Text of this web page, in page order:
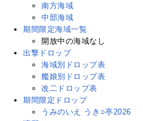
南方海域
中部海域
期間限定海域一覧
開放中の海域なし
出撃ドロップ
海域別ドロップ表
艦娘別ドロップ表
改二ドロップ表
期間限定ドロップ
うみのいえ うき○亭2026